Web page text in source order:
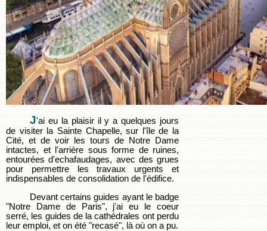
J'ai eu la plaisir il y a quelques jours
de visiter la Sainte Chapelle, sur l'île de la
Cité, et de voir les tours de Notre Dame
intactes, et l'arrière sous forme de ruines,
entourées d'echafaudages, avec des grues
pour permettre les travaux urgents et
indispensables de consolidation de l'édifice.
Devant certains guides ayant le badge
"Notre Dame de Paris", j'ai eu le coeur
serré, les guides de la cathédrales ont perdu
leur emploi, et on été "recasé", là où on a pu.